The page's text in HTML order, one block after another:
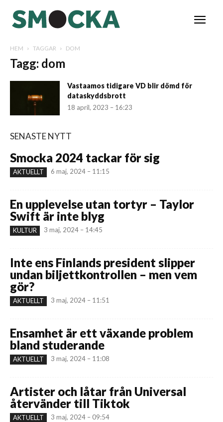
HEM TAGGAR DOM
Tagg: dom
Vastaamos tidigare VD blir dömd för
dataskyddsbrott
18 april, 2023 – 16:23
SENASTE NYTT
Smocka 2024 tackar för sig
AKTUELLT 6 maj, 2024 – 11:15
En upplevelse utan tortyr – Taylor
Swift är inte blyg
KULTUR 3 maj, 2024 – 14:45
Inte ens Finlands president slipper
undan biljettkontrollen – men vem
gör?
AKTUELLT 3 maj, 2024 – 11:51
Ensamhet är ett växande problem
bland studerande
AKTUELLT 3 maj, 2024 – 11:08
Artister och låtar från Universal
återvänder till Tiktok
AKTUELLT 3 maj, 2024 – 09:54